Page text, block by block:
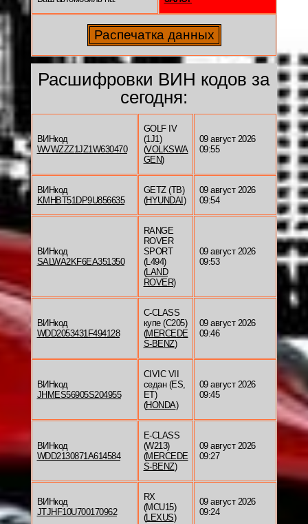
Расшифровки ВИН кодов за
сегодня:
ВИНкод
WVWZZZ1JZ1W630470
GOLF IV
(1J1)
(VOLKSWA
GEN)
09 август 2026
09:55
ВИНкод
KMHBT51DP9U856635
GETZ (TB)
(HYUNDAI )
09 август 2026
09:54
ВИНкод
SALWA2KF6EA351350
RANGE
ROVER
SPORT
(L494)
(LAND
ROVER)
09 август 2026
09:53
ВИНкод
WDD2053431F494128
C-CLASS
купе (C205)
(MERCEDE
S-BENZ)
09 август 2026
09:46
ВИНкод
JHMES56905S204955
CIVIC VII
седан (ES,
ET)
(HONDA)
09 август 2026
09:45
ВИНкод
WDD2130871A614584
E-CLASS
(W213)
(MERCEDE
S-BENZ)
09 август 2026
09:27
ВИНкод
JTJHF10U700170962
RX
(MCU15)
(LEXUS)
09 август 2026
09:24